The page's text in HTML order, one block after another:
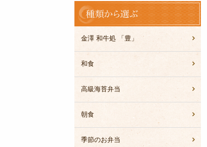
種
類
か
ら
ぶ
金澤 和牛処 「豊」
和食
高級海苔弁当
朝食
季節のお弁当